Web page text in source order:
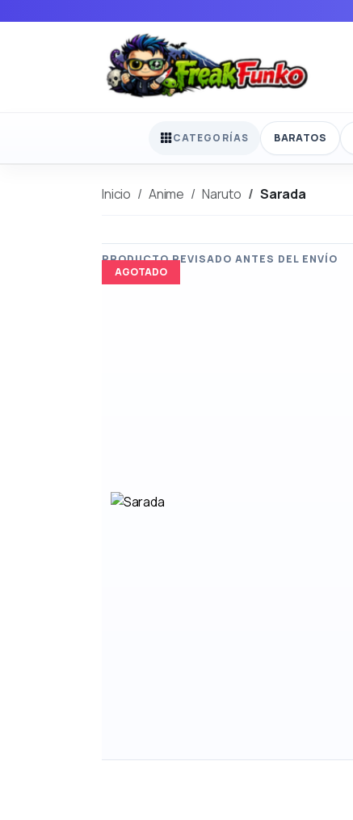
CATEGORÍAS BARATOS
Inicio Anime Naruto Sarada
AGOTADO